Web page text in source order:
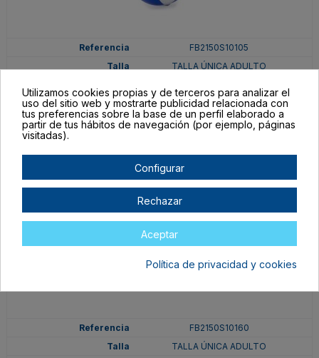
FB2150S10105
TALLA ÚNICA ADULTO
En stock
0,88 €
FB2150S10160
TALLA ÚNICA ADULTO
Utilizamos cookies propias y de terceros para analizar el
uso del sitio web y mostrarte publicidad relacionada con
tus preferencias sobre la base de un perfil elaborado a
partir de tus hábitos de navegación (por ejemplo, páginas
visitadas).
Configurar
Rechazar
Aceptar
Política de privacidad y cookies